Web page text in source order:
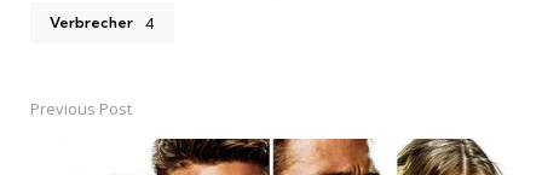
Verbrecher 4
Post
navigation
Previous Post